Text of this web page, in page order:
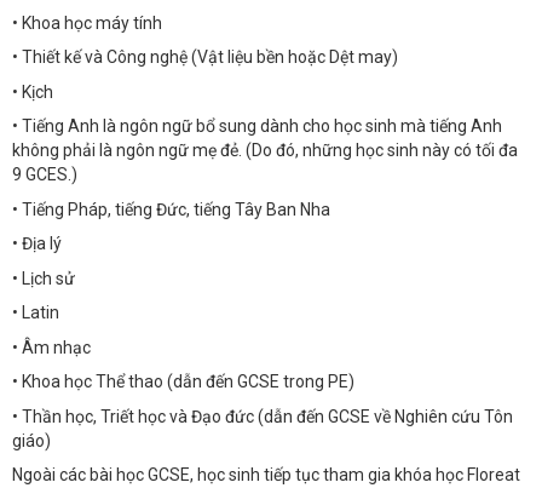
• Khoa học máy tính
• Thiết kế và Công nghệ (Vật liệu bền hoặc Dệt may)
• Kịch
• Tiếng Anh là ngôn ngữ bổ sung dành cho học sinh mà tiếng Anh
không phải là ngôn ngữ mẹ đẻ. (Do đó, những học sinh này có tối đa
9 GCES.)
• Tiếng Pháp, tiếng Đức, tiếng Tây Ban Nha
• Địa lý
• Lịch sử
• Latin
• Âm nhạc
• Khoa học Thể thao (dẫn đến GCSE trong PE)
• Thần học, Triết học và Đạo đức (dẫn đến GCSE về Nghiên cứu Tôn
giáo)
Ngoài các bài học GCSE, học sinh tiếp tục tham gia khóa học Floreat